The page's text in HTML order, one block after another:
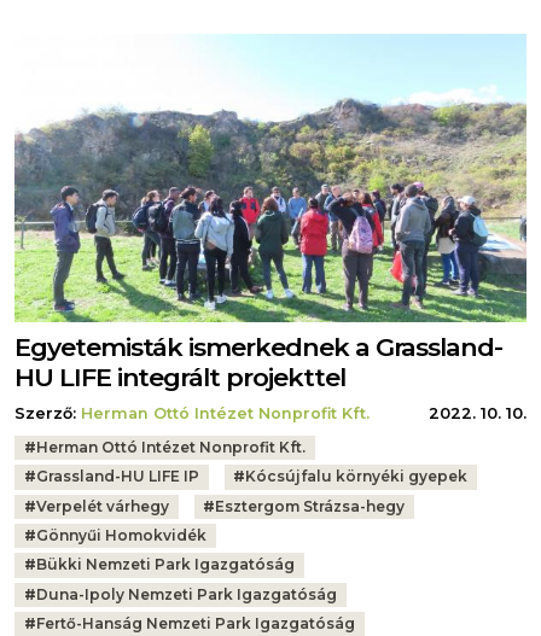
Egyetemisták ismerkednek a Grassland-
HU LIFE integrált projekttel
Szerző: Herman Ottó Intézet Nonprofit Kft.
2022. 10. 10.
Tags:
#Herman Ottó Intézet Nonprofit Kft.
#Grassland-HU LIFE IP #Kócsújfalu környéki gyepek
#Verpelét várhegy #Esztergom Strázsa-hegy
#Gönnyűi Homokvidék
#Bükki Nemzeti Park Igazgatóság
#Duna-Ipoly Nemzeti Park Igazgatóság
#Fertő-Hanság Nemzeti Park Igazgatóság